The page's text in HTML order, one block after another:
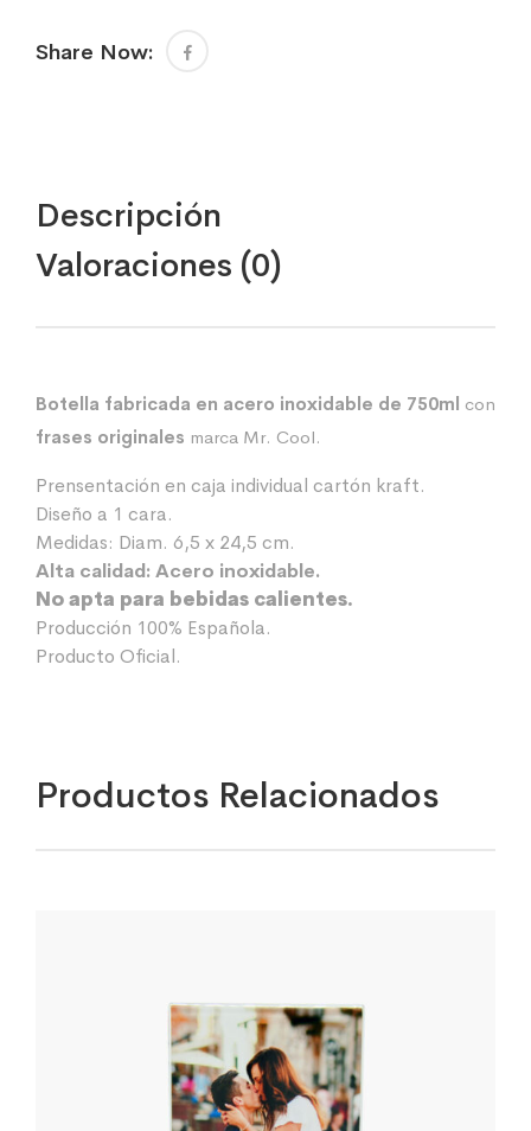
Share Now:
Descripción
Valoraciones (0)
Botella fabricada en acero inoxidable de 750ml con
frases originales marca Mr. Cool.
Prensentación en caja individual cartón kraft.
Diseño a 1 cara.
Medidas: Diam. 6,5 x 24,5 cm.
Alta calidad: Acero inoxidable.
No apta para bebidas calientes.
Producción 100% Española.
Producto Oficial.
Productos Relacionados